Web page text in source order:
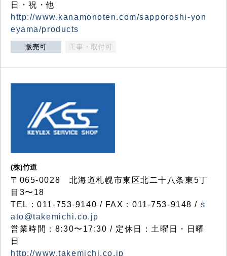
日・祝・他
http://www.kanamonoten.com/sapporoshi-yon
eyama/products
販売可 工事・取付可
(株)竹道
〒065-0028 北海道札幌市東区北二十八条東5丁
目3〜18
TEL：011-753-9140 / FAX：011-753-9148 / s
ato@takemichi.co.jp
営業時間：8:30〜17:30 / 定休日：土曜日・日曜
日
http://www.takemichi.co.jp